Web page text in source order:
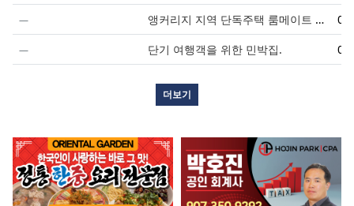
앵커리지 지역 단독주택 룸메이트 구함.
단기 여행객을 위한 민박집.
더보기